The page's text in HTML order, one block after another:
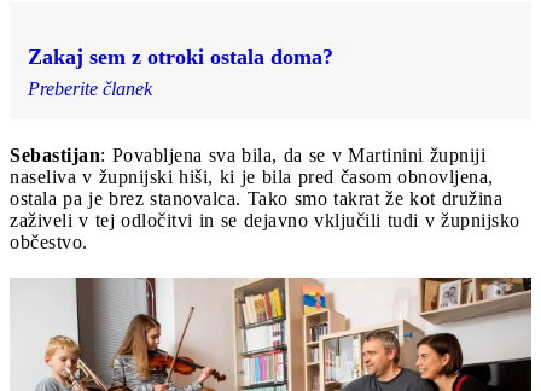
Zakaj sem z otroki ostala doma?
Preberite članek
Sebastijan: Povabljena sva bila, da se v Martinini župniji
naseliva v župnijski hiši, ki je bila pred časom obnovljena,
ostala pa je brez stanovalca. Tako smo takrat že kot družina
zaživeli v tej odločitvi in se dejavno vključili tudi v župnijsko
občestvo.